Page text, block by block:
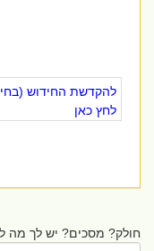
להקדשת החידוש
לחץ כאן
חולק? מסכים? יש לך מה